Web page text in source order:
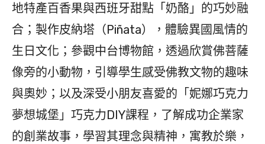
地特產百香果與西班牙甜點「奶酪」的巧妙融
合；製作皮納塔（Piñata），體驗異國風情的
生日文化；參觀中台博物館，透過欣賞佛菩薩
像旁的小動物，引導學生感受佛教文物的趣味
與奧妙；以及深受小朋友喜愛的「妮娜巧克力
夢想城堡」巧克力DIY課程，了解成功企業家
的創業故事，學習其理念與精神，寓教於樂，